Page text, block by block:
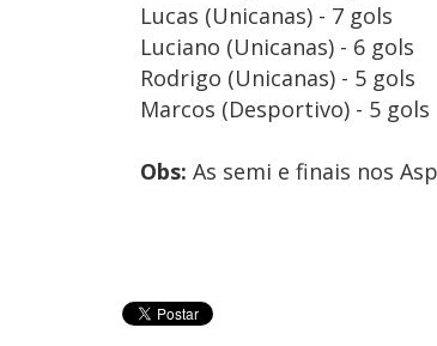
Lucas (Unicanas) - 7 gols
Luciano (Unicanas) - 6 gols
Rodrigo (Unicanas) - 5 gols
Marcos (Desportivo) - 5 gols
Obs: As semi e finais nos